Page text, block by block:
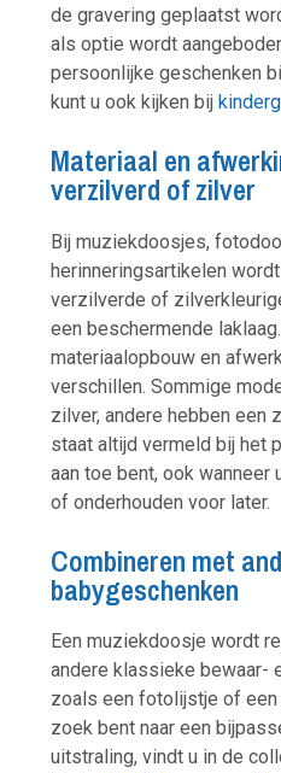
de gravering geplaatst
als optie wordt
persoonlijke geschenken
kunt u ook kijken bij
Materiaal en
verzilverd of zilver
Bij muziekdoosjes,
herinneringsartikelen
verzilverde of
een beschermende
materiaalopbouw en
verschillen. Sommige
zilver, andere hebben een
staat altijd vermeld bij het
aan toe bent, ook wanneer
of onderhouden voor later.
Combineren met
babygeschenken
Een muziekdoosje wordt
andere klassieke bewaar-
zoals een fotolijstje of een
zoek bent naar een
uitstraling, vindt u in de